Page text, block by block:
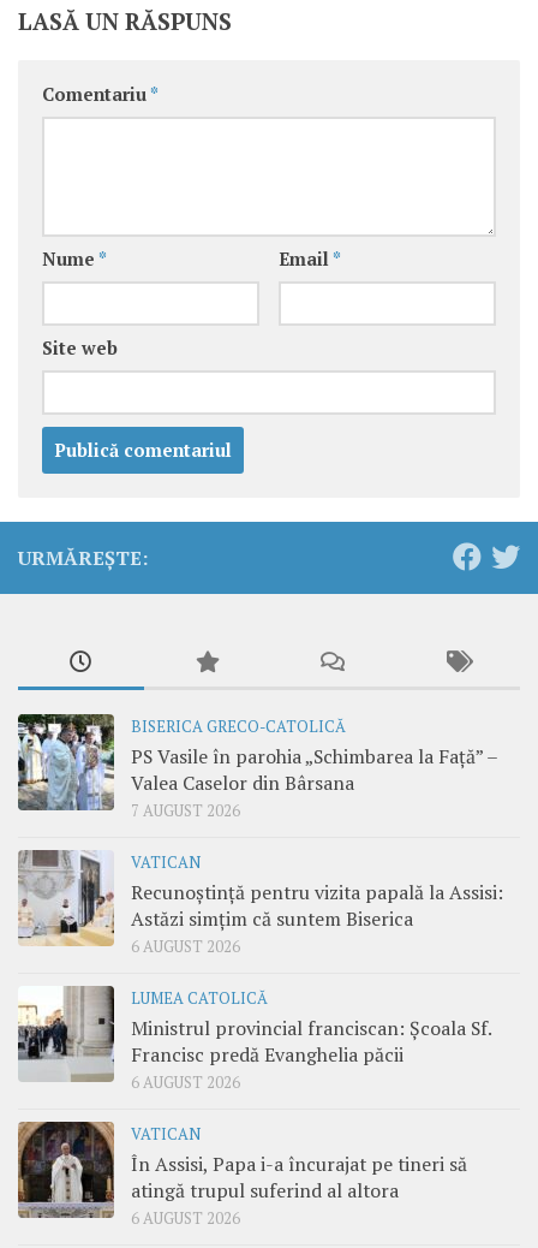
LASĂ UN RĂSPUNS
Comentariu *
Nume * Email *
Site web
URMĂREȘTE:
BISERICA GRECO-CATOLICĂ
PS Vasile în parohia „Schimbarea la Față” –
Valea Caselor din Bârsana
7 AUGUST 2026
VATICAN
Recunoștință pentru vizita papală la Assisi:
Astăzi simțim că suntem Biserica
6 AUGUST 2026
LUMEA CATOLICĂ
Ministrul provincial franciscan: Școala Sf.
Francisc predă Evanghelia păcii
6 AUGUST 2026
VATICAN
În Assisi, Papa i-a încurajat pe tineri să
atingă trupul suferind al altora
6 AUGUST 2026